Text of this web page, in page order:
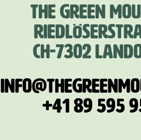
THE GREEN
CH-7302
+41 89 595